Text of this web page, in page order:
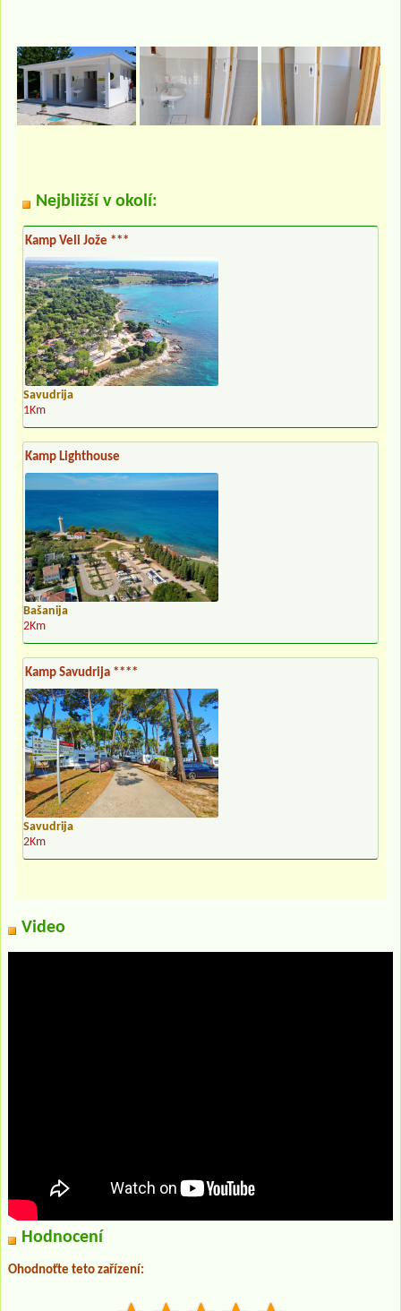
Nejbližší v okolí:
Kamp Veli Jože ***
Savudrija
1Km
Kamp Lighthouse
Bašanija
2Km
Kamp Savudrija ****
Savudrija
2Km
Video
Hodnocení
Ohodnoťte teto zařízení: